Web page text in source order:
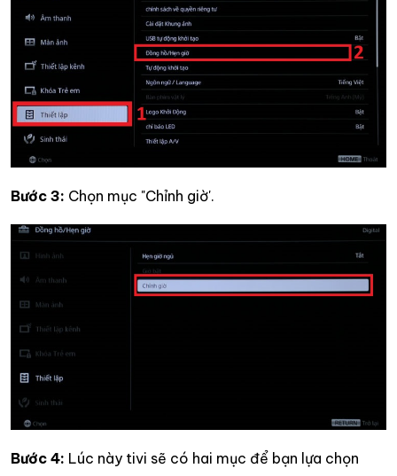
Bước 3: Chọn mục "Chỉnh giờ'.
Bước 4: Lúc này tivi sẽ có hai mục để bạn lựa chọn